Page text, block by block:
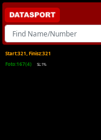
Start:321, Finisz:321
Foto:167(4)
SL:1%